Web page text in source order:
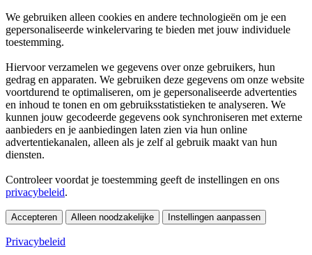
We gebruiken alleen cookies en andere technologieën om je een
gepersonaliseerde winkelervaring te bieden met jouw individuele
toestemming.
Hiervoor verzamelen we gegevens over onze gebruikers, hun
gedrag en apparaten. We gebruiken deze gegevens om onze website
voortdurend te optimaliseren, om je gepersonaliseerde advertenties
en inhoud te tonen en om gebruiksstatistieken te analyseren. We
kunnen jouw gecodeerde gegevens ook synchroniseren met externe
aanbieders en je aanbiedingen laten zien via hun online
advertentiekanalen, alleen als je zelf al gebruik maakt van hun
diensten.
Controleer voordat je toestemming geeft de instellingen en ons
privacybeleid.
Accepteren Alleen noodzakelijke Instellingen aanpassen
Privacybeleid